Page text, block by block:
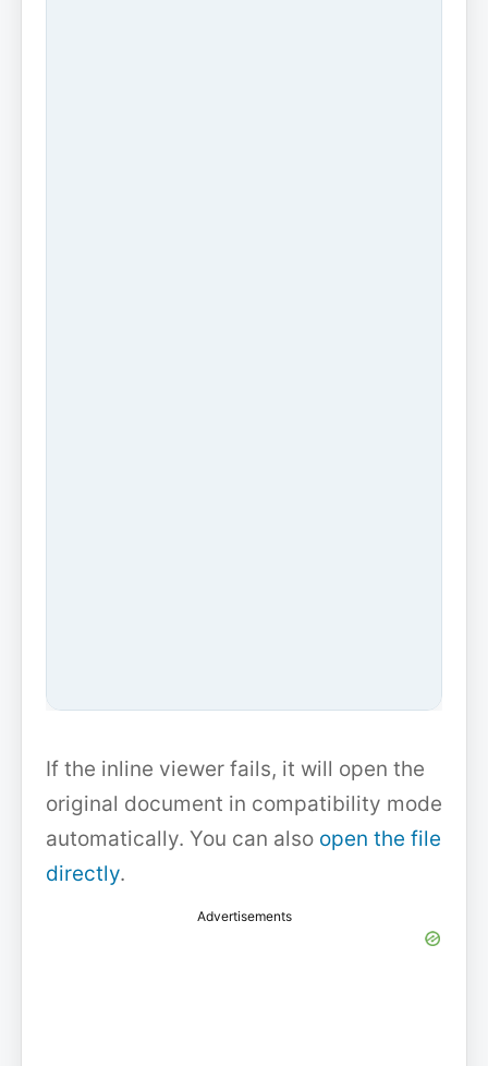
If the inline viewer fails, it will open the
original document in compatibility mode
automatically. You can also open the file
directly.
Advertisements